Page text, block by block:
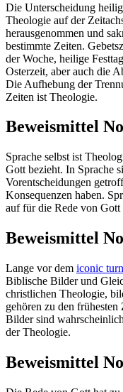
Die Unterscheidung
Theologie auf der
herausgenommen und
bestimmte Zeiten.
der Woche, heilige
Osterzeit, aber auch die
Die Aufhebung der
Zeiten ist Theologie.
Beweismittel
Sprache selbst ist
Gott bezieht. In Sprache
Vorentscheidungen
Konsequenzen haben.
auf für die Rede von Gott
Beweismittel
Lange vor dem iconic turn
Biblische Bilder und
christlichen Theologie,
gehören zu den
Bilder sind
der Theologie.
Beweismittel